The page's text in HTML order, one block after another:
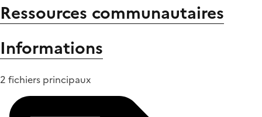
Ressources communautaires
Informations
2 fichiers principaux